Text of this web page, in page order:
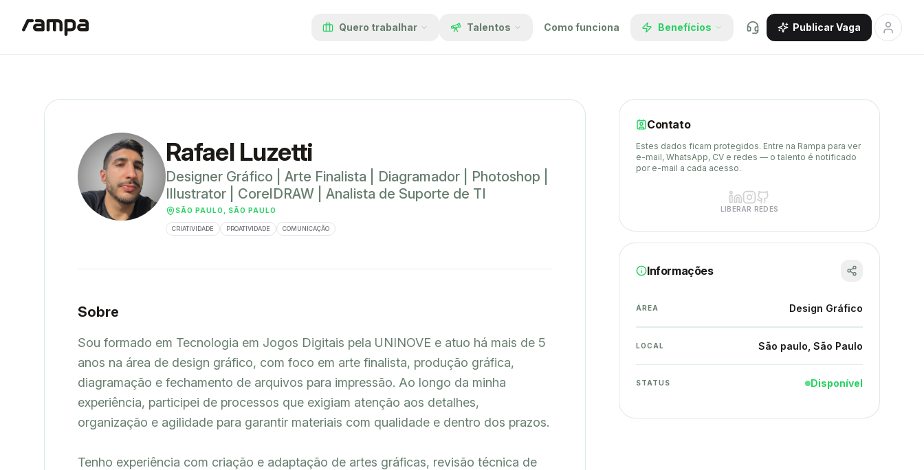
Quero trabalhar Talentos Como funciona Benefícios Publicar Vaga
Rafael Luzetti
Designer Gráfico | Arte Finalista | Diagramador | Photoshop |
Illustrator | CorelDRAW | Analista de Suporte de TI
SÃO PAULO, SÃO PAULO
CRIATIVIDADE PROATIVIDADE COMUNICAÇÃO
Sobre
Sou formado em Tecnologia em Jogos Digitais pela UNINOVE e atuo há mais de 5
anos na área de design gráfico, com foco em arte finalista, produção gráfica,
diagramação e fechamento de arquivos para impressão. Ao longo da minha
experiência, participei de processos que exigiam atenção aos detalhes,
organização e agilidade para garantir materiais com qualidade e dentro dos prazos.
Tenho experiência com criação e adaptação de artes gráficas, revisão técnica de
Contato
Estes dados ficam protegidos. Entre na Rampa para ver
e-mail, WhatsApp, CV e redes — o talento é notificado
por e-mail a cada acesso.
LIBERAR REDES
Informações
ÁREA Design Gráfico
LOCAL São paulo , São Paulo
STATUS Disponível